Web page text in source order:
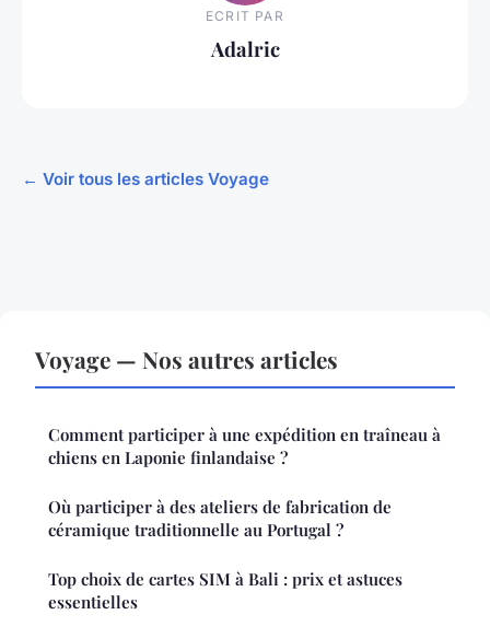
ECRIT PAR
Adalric
← Voir tous les articles Voyage
Voyage — Nos autres articles
Comment participer à une expédition en traîneau à
chiens en Laponie finlandaise ?
Où participer à des ateliers de fabrication de
céramique traditionnelle au Portugal ?
Top choix de cartes SIM à Bali : prix et astuces
essentielles